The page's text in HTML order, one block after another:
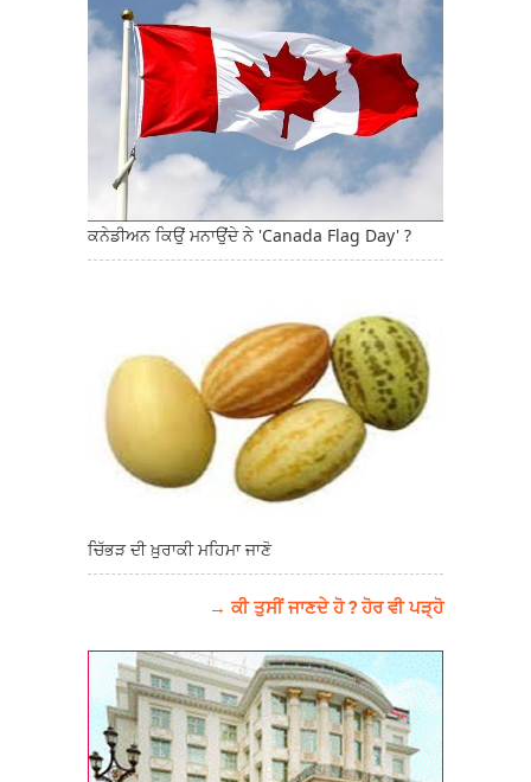
ਕਨੇਡੀਅਨ ਕਿਉਂ ਮਨਾਉਂਦੇ ਨੇ 'Canada Flag Day' ?
ਚਿੱਭੜ ਦੀ ਖ਼ੁਰਾਕੀ ਮਹਿਮਾ ਜਾਣੋ
→ ਕੀ ਤੁਸੀਂ ਜਾਣਦੇ ਹੋ ? ਹੋਰ ਵੀ ਪੜ੍ਹੋ